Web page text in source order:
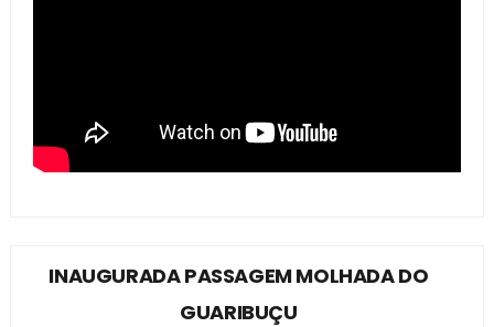
INAUGURADA PASSAGEM MOLHADA DO
GUARIBUÇU